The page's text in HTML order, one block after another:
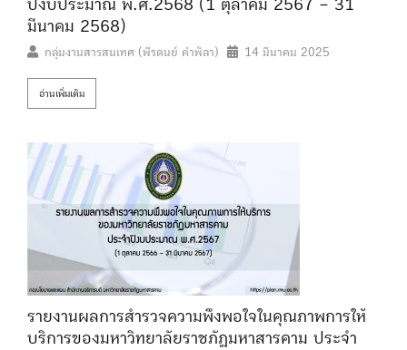
ปีงบประมาณ พ.ศ.2568 (1 ตุลาคม 2567 – 31
มีนาคม 2568)
กลุ่มงานสารสนเทศ (พีรดนย์ คำพิลา) 14 มีนาคม 2025
อ่านเพิ่มเติม
รายงานผลการสำรวจความพึงพอใจในคุณภาพการให้
บริการของมหาวิทยาลัยราชภัฏมหาสารคาม ประจำ